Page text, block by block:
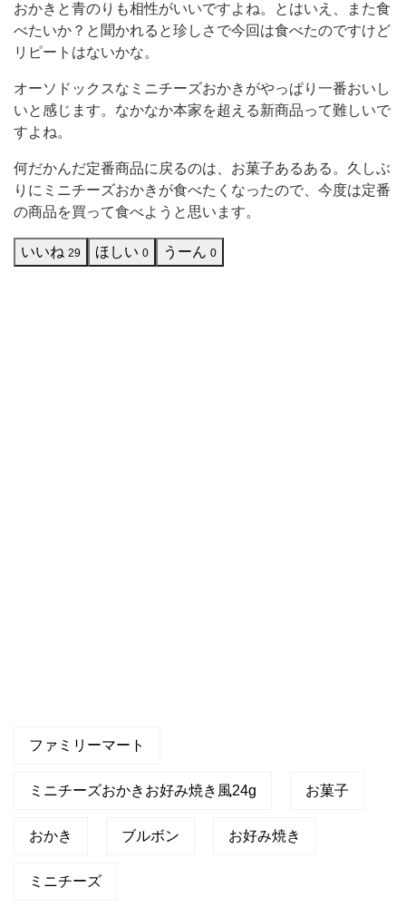
て
い
の
で
買
っ
て
み
ま
おかきと青のりも相性がいいですよね。とはいえ、また食
べたいか？と聞かれると珍しさで今回は食べたのですけど
リピートはないかな。
オーソドックスなミニチーズおかきがやっぱり一番おいし
いと感じます。なかなか本家を超える新商品って難しいで
すよね。
何だかんだ定番商品に戻るのは、お菓子あるある。久しぶ
りにミニチーズおかきが食べたくなったので、今度は定番
の商品を買って食べようと思います。
いいね 29 ほしい 0 うーん 0
ファミリーマート
ミニチーズおかきお好み焼き風24g お菓子
おかき ブルボン お好み焼き
ミニチーズ